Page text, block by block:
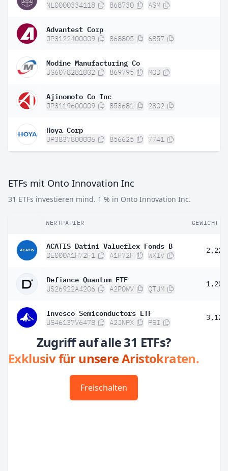
NL0000334118 868730 ASM
Advantest Corp
JP3122400009 868805 6857
Modine Manufacturing Co
US6078281002 869795 MOD
Ajinomoto Co Inc
JP3119600009 853681 2802
Hoya Corp
JP3837800006 856625 7741
ETFs mit Onto Innovation Inc
31 ETFs investieren mind. 1 % in Onto Innovation Inc.
WERTPAPIER GEWICHT
ACATIS Datini Valueflex Fonds B
DE000A1H72F1 A1H72F WXIV
2,22
Defiance Quantum ETF
US26922A4206 A2P0WV QTUM
1,20
Invesco Semiconductors ETF
US46137V6478 A2JNPX PSI
3,12
Zugriff auf alle 31 ETFs?
Exklusiv für unsere Aristokraten.
Freischalten